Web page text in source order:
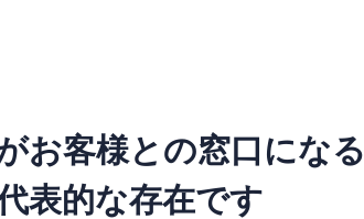
お客様との窓口になる
表的な存在です